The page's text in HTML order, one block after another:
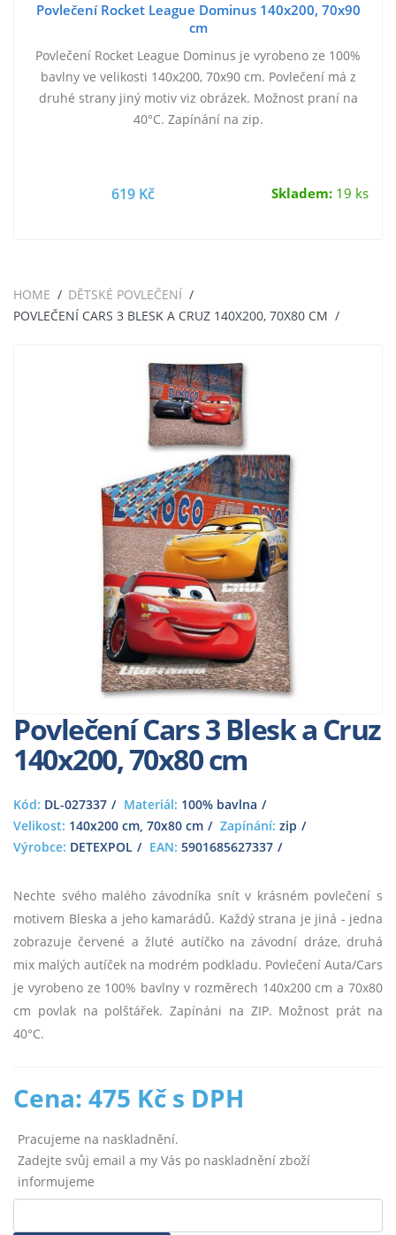
Povlečení Rocket League Dominus 140x200, 70x90
cm
Povlečení Rocket League Dominus je vyrobeno ze 100%
bavlny ve velikosti 140x200, 70x90 cm. Povlečení má z
druhé strany jiný motiv viz obrázek. Možnost praní na
40°C. Zapínání na zip.
619 Kč Skladem: 19 ks
HOME
DĚTSKÉ POVLEČENÍ
POVLEČENÍ CARS 3 BLESK A CRUZ 140X200, 70X80 CM
Povlečení Cars 3 Blesk a Cruz
140x200, 70x80 cm
Kód: DL-027337 Materiál: 100% bavlna
Velikost: 140x200 cm, 70x80 cm Zapínání: zip
Výrobce: DETEXPOL EAN: 5901685627337
Nechte svého malého závodníka snít v krásném povlečení s
motivem Bleska a jeho kamarádů. Každý strana je jiná - jedna
zobrazuje červené a žluté autíčko na závodní dráze, druhá
mix malých autíček na modrém podkladu. Povlečení Auta/Cars
je vyrobeno ze 100% bavlny v rozměrech 140x200 cm a 70x80
cm povlak na polštářek. Zapínáni na ZIP. Možnost prát na
40°C.
Cena: 475 Kč s DPH
Pracujeme na naskladnění.
Zadejte svůj email a my Vás po naskladnění zboží
informujeme